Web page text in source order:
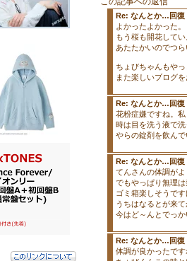
Re: なんとか…回復
よかったよかった。
もう桜も開花して
あたたかいのでつ
ちょびちゃんもや
また楽しいブログ
Re: なんとか…回復
花粉症嫌ですね。
時は目を洗う液で
やらの錠剤を飲ん
Re: なんとか…回復
てんさんの体調が
でもやっぱり無理
ゴミ箱楽しそうで
うちはなるとが来
今はど～んとでっ
Re: なんとか…回復
体調が良かったです